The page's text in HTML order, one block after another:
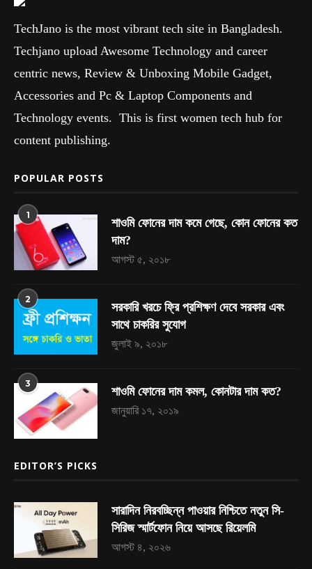
TechJano is the most vibrant tech site in Bangladesh.
Techjano upload Awesome Technology and career
centric news, Review & Unboxing Mobile Gadget,
Accessories and Pc & Laptop Components and
Technology events. This is first women tech hub for
content publishing.
POPULAR POSTS
1
শাওমি ফোনের দাম কমে গেছে, কোন ফোনের কত
দাম?
আগস্ট ৫, ২০১৮
2
সরকারি খরচে ফ্রি প্রশিক্ষণ দেবে সরকার এবং
সাথে চাকরির সুযোগ
জুলাই ৯, ২০১৮
3
শাওমি ফোনের দাম কমল, কোনটার দাম কত?
জানুয়ারি ১৭, ২০১৯
EDITOR’S PICKS
সারাদিন নিরবচ্ছিন্ন পাওয়ার নিশ্চিতে নতুন সি-
সিরিজ স্মার্টফোন নিয়ে আসছে রিয়েলমি
আগস্ট ৪, ২০২৬